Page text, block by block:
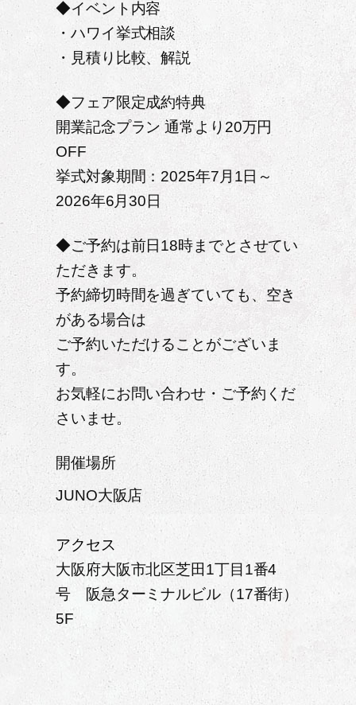
◆イベント内容
・ハワイ挙式相談
・見積り比較、解説
◆フェア限定成約特典
開業記念プラン 通常より20万円
OFF
挙式対象期間：2025年7月1日～
2026年6月30日
◆ご予約は前日18時までとさせてい
ただきます。
予約締切時間を過ぎていても、空き
がある場合は
ご予約いただけることがございま
す。
お気軽にお問い合わせ・ご予約くだ
さいませ。
開催場所
JUNO大阪店
アクセス
大阪府大阪市北区芝田1丁目1番4
号 阪急ターミナルビル（17番街）
5F